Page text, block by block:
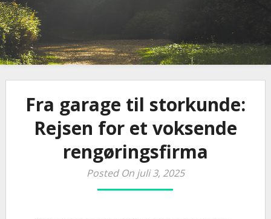
Fra garage til storkunde:
Rejsen for et voksende
rengøringsfirma
Posted On juli 3, 2025